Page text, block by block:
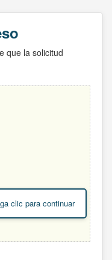
que la solicitud
clic para continuar